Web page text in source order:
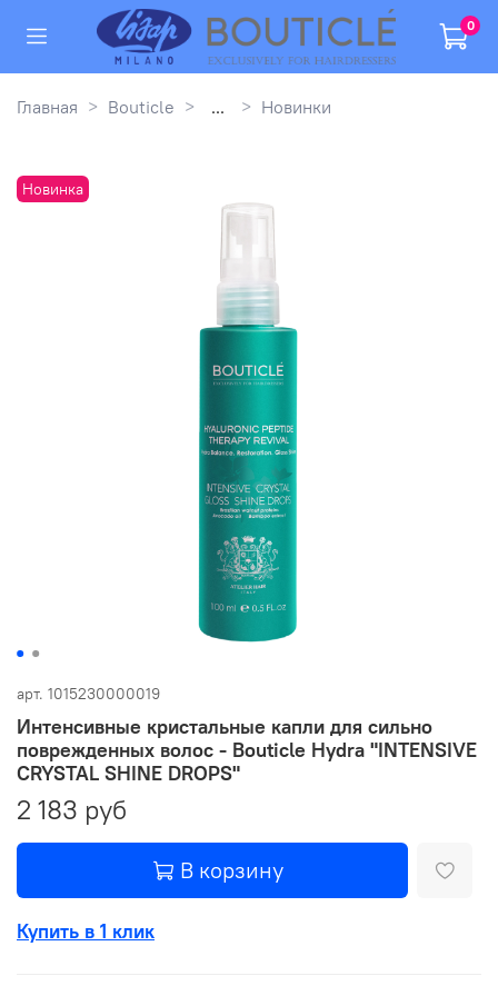
0
Главная Bouticle ... Новинки
Новинка
арт. 1015230000019
Интенсивные кристальные капли для сильно
поврежденных волос - Bouticle Hydra "INTENSIVE
CRYSTAL SHINE DROPS"
2 183 руб
В корзину
Купить в 1 клик